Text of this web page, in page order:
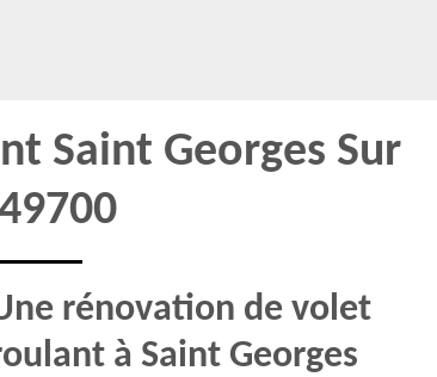
Saint Georges Sur
rénovation de volet
à Saint Georges